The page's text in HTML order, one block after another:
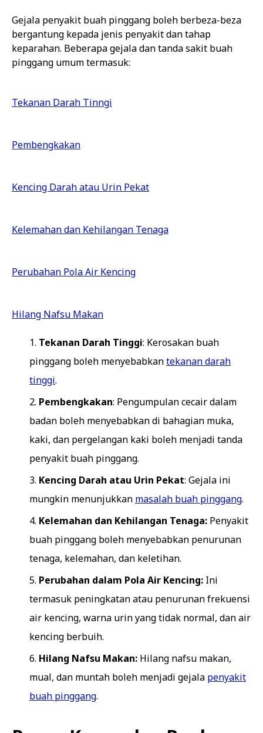
Gejala penyakit buah pinggang boleh berbeza-beza
bergantung kepada jenis penyakit dan tahap
keparahan. Beberapa gejala dan tanda sakit buah
pinggang umum termasuk:
Tekanan Darah Tinngi
Pembengkakan
Kencing Darah atau Urin Pekat
Kelemahan dan Kehilangan Tenaga
Perubahan Pola Air Kencing
Hilang Nafsu Makan
Tekanan Darah Tinggi: Kerosakan buah
pinggang boleh menyebabkantekanan darah
tinggi.
Pembengkakan: Pengumpulan cecair dalam
badan boleh menyebabkan di bahagian muka,
kaki, dan pergelangan kaki boleh menjadi tanda
penyakit buah pinggang.
Kencing Darah atau Urin Pekat: Gejala ini
mungkin menunjukkan masalah buah pinggang.
Kelemahan dan Kehilangan Tenaga: Penyakit
buah pinggang boleh menyebabkan penurunan
tenaga, kelemahan, dan keletihan.
Perubahan dalam Pola Air Kencing: Ini
termasuk peningkatan atau penurunan frekuensi
air kencing, warna urin yang tidak normal, dan air
kencing berbuih.
Hilang Nafsu Makan: Hilang nafsu makan,
mual, dan muntah boleh menjadi gejala penyakit
buah pinggang.